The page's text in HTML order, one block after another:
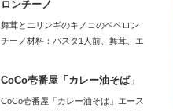
ロンチーノ
舞茸とエリンギのキノコのペペロン
チーノ材料：パスタ1人前、舞茸、エ
CoCo壱番屋「カレー油そば」
CoCo壱番屋「カレー油そば」エース